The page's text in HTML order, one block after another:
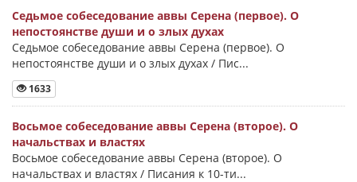
Седьмое собеседование аввы Серена (первое). О
непостоянстве души и о злых духах
Седьмое собеседование аввы Серена (первое). О
непостоянстве души и о злых духах / Пис...
1633
Восьмое собеседование аввы Серена (второе). О
начальствах и властях
Восьмое собеседование аввы Серена (второе). О
начальствах и властях / Писания к 10-ти...